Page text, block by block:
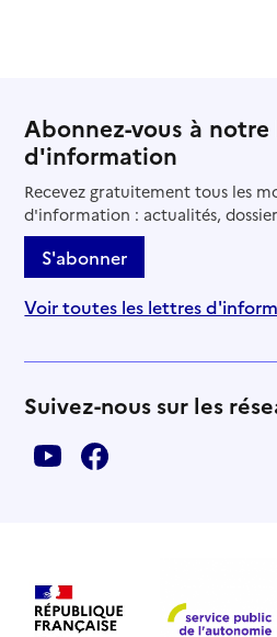
Abonnez-vous à
d'information
Recevez gratuitement tous les
d'information : actualités,
S'abonner
Voir toutes les lettres
Suivez-nous sur les